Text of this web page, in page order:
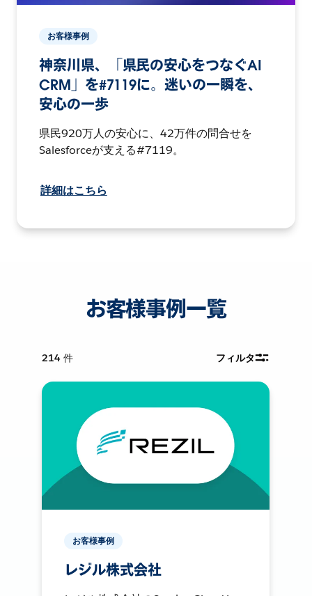
お客様事例
神奈川県、「県民の安心をつなぐAI
CRM」を#7119に。迷いの一瞬を、
安心の一歩
県民920万人の安心に、42万件の問合せを
Salesforceが支える#7119。
詳細はこちら
お客様事例一覧
214 件 フィルタ
お客様事例
レジル株式会社